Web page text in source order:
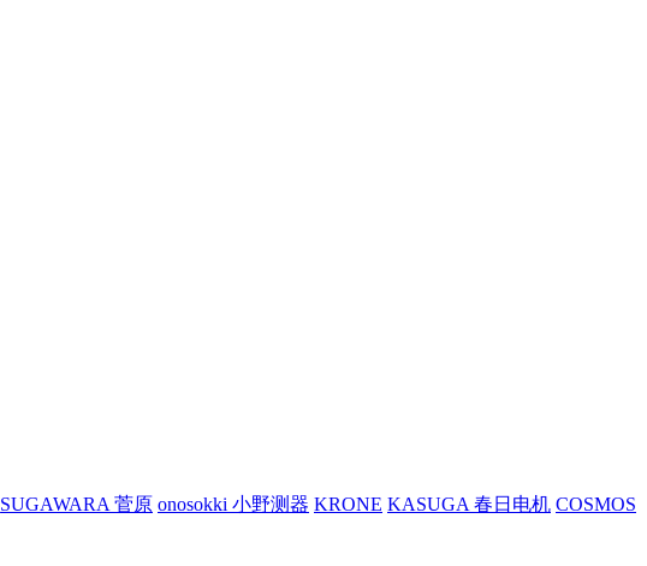
SUGAWARA 菅原 onosokki 小野测器 KRONE KASUGA 春日电机 COSMOS